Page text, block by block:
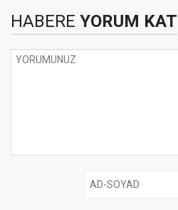
HABERE YORUM KAT